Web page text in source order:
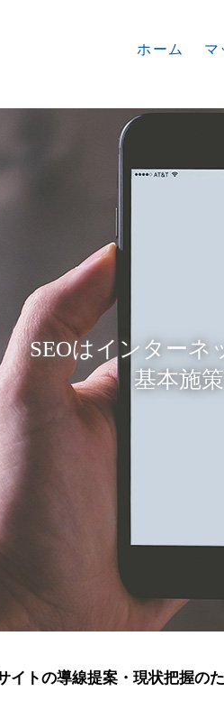
ホーム マ
SEOはインターネ
基本施
イトの導線提案・現状把握の